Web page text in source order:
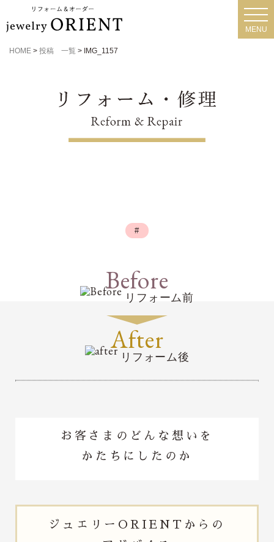
MENU
HOME > 投稿 一覧 > IMG_1157
#
Before
リフォーム前
After
リフォーム後
お客さまのどんな想いを
かたちにしたのか
ジュエリー ORIENTからの